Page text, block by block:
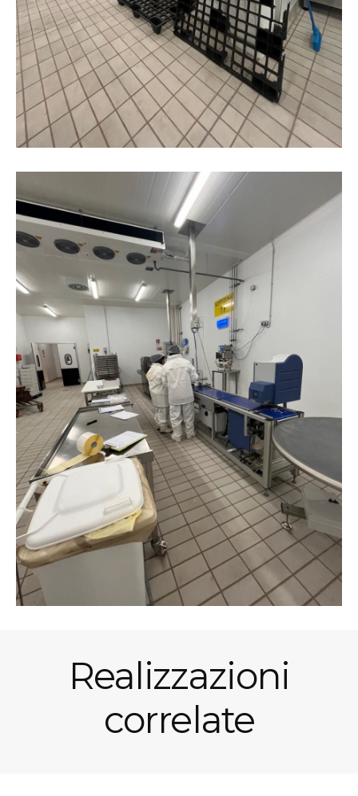
Realizzazioni
correlate